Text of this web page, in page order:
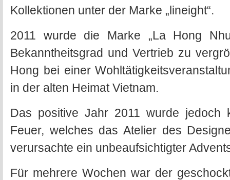
Kollektionen unter der Marke „lineight“.
2011 wurde die Marke „La Hong
Bekanntheitsgrad und Vertrieb zu
Hong bei einer
in der alten Heimat Vietnam.
Das positive Jahr 2011 wurde jedoch
Feuer, welches das Atelier des
verursachte ein unbeaufsichtigter
Für mehrere Wochen war der